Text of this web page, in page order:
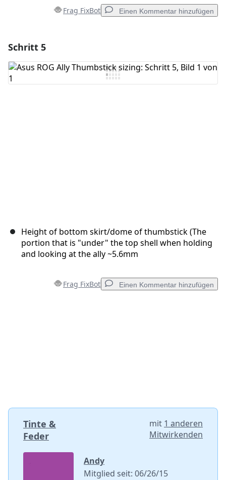
Frag FixBot Einen Kommentar hinzufügen
Kommentar hinzufügen
Schritt 5
Height of bottom skirt/dome of thumbstick (The
portion that is "under" the top shell when holding
and looking at the ally ~5.6mm
Frag FixBot Einen Kommentar hinzufügen
Tinte &
Feder
mit 1 anderen
Mitwirkenden
Andy
Mitglied seit: 06/26/15